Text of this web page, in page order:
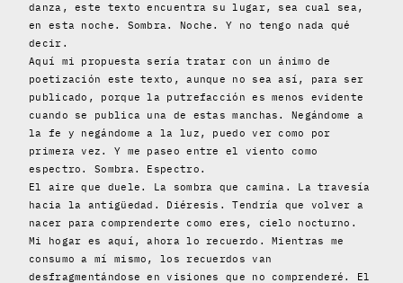
danza, este texto encuentra su lugar, sea cual sea,
en esta noche. Sombra. Noche. Y no tengo nada qué
decir.
Aquí mi propuesta sería tratar con un ánimo de
poetización este texto, aunque no sea así, para ser
publicado, porque la putrefacción es menos evidente
cuando se publica una de estas manchas. Negándome a
la fe y negándome a la luz, puedo ver como por
primera vez. Y me paseo entre el viento como
espectro. Sombra. Espectro.
El aire que duele. La sombra que camina. La travesía
hacia la antigüedad. Diéresis. Tendría que volver a
nacer para comprenderte como eres, cielo nocturno.
Mi hogar es aquí, ahora lo recuerdo. Mientras me
consumo a mí mismo, los recuerdos van
desfragmentándose en visiones que no comprenderé. El